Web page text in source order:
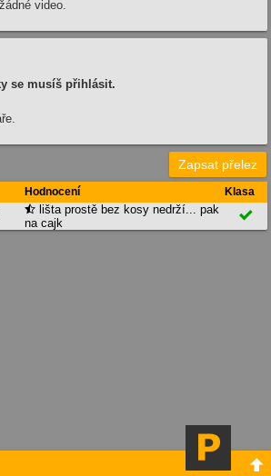
video.
se musíš přihlásit.
Zapsat přelez
Hodnocení Klasa
 lišta prostě bez kosy nedrží... pak
na cajk

